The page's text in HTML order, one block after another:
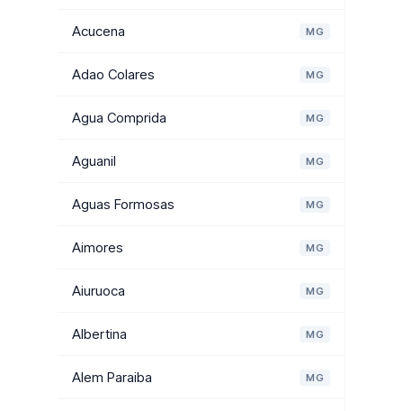
Acucena MG
Adao Colares MG
Agua Comprida MG
Aguanil MG
Aguas Formosas MG
Aimores MG
Aiuruoca MG
Albertina MG
Alem Paraiba MG